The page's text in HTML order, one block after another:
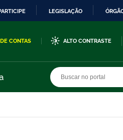
LEGISLAÇÃO
CONTAS ALTO CONTRASTE